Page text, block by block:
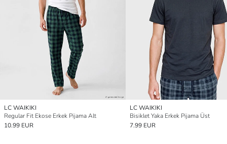
LC WAIKIKI
Regular Fit Ekose Erkek Pijama Alt
10.99 EUR
LC WAIKIKI
Bisiklet Yaka Erkek Pijama Üst
7.99 EUR